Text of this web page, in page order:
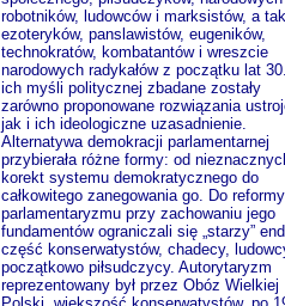
robotników, ludowców i marksistów, a
ezoteryków, panslawistów, eugeników,
technokratów, kombatantów i wreszcie
narodowych radykałów z początku lat
ich myśli politycznej zbadane zostały
zarówno proponowane rozwiązania
jak i ich ideologiczne uzasadnienie.
Alternatywa demokracji parlamentarnej
przybierała różne formy: od
korekt systemu demokratycznego do
całkowitego zanegowania go. Do reformy
parlamentaryzmu przy zachowaniu jego
fundamentów ograniczali się „starzy”
część konserwatystów, chadecy,
początkowo piłsudczycy. Autorytaryzm
reprezentowany był przez Obóz Wielkiej